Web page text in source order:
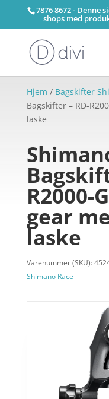
7876 8672 - Denne
shops med
Hjem / Bagskifter
Bagskifter – RD-
laske
R2000-
gear
laske
Varenummer (SKU):
Shimano Race